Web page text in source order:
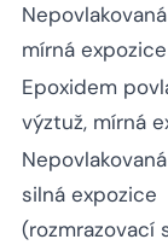
mírná expozice
Epoxidem
výztuž, mírná
silná expozice
(rozmrazovací